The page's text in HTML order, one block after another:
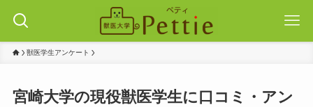
獣医学生アンケート
宮崎大学の現役獣医学生に口コミ・アン